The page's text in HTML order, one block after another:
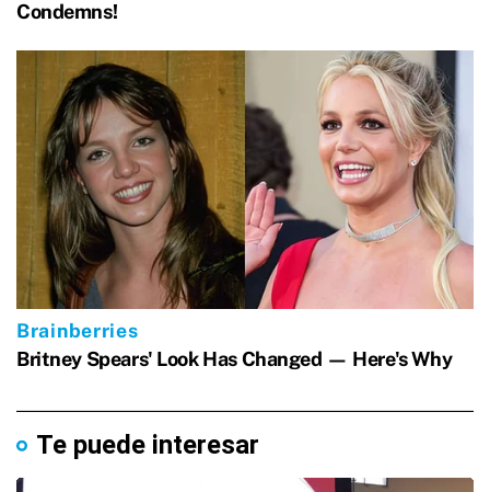
Te puede interesar